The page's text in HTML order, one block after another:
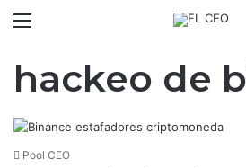
hackeo de
Pool CEO